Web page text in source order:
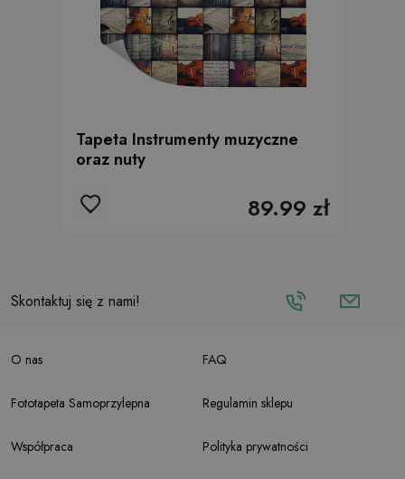
Tapeta Instrumenty muzyczne
oraz nuty
89.99 zł
Skontaktuj się z nami!
O nas
Fototapeta Samoprzylepna
Współpraca
FAQ
Regulamin sklepu
Polityka prywatności